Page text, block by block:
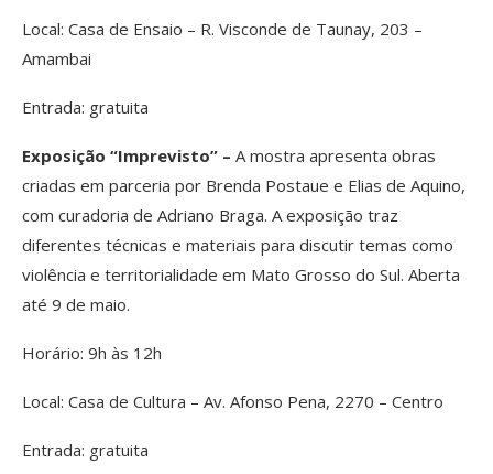
Local: Casa de Ensaio – R. Visconde de Taunay, 203 –
Amambai
Entrada: gratuita
Exposição “Imprevisto” – A mostra apresenta obras
criadas em parceria por Brenda Postaue e Elias de Aquino,
com curadoria de Adriano Braga. A exposição traz
diferentes técnicas e materiais para discutir temas como
violência e territorialidade em Mato Grosso do Sul. Aberta
até 9 de maio.
Horário: 9h às 12h
Local: Casa de Cultura – Av. Afonso Pena, 2270 – Centro
Entrada: gratuita